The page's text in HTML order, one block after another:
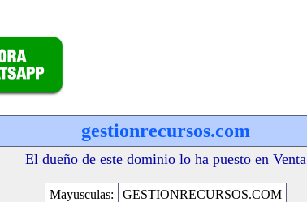
gestionrecursos.com
El dueño de este dominio lo ha puesto en Venta
Mayusculas:
GESTIONRECURSOS.COM